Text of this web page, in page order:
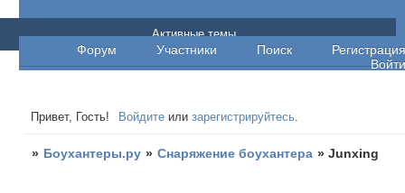
Боухантеры.ру
Форум Участники Поиск
Регистрация
Войти
Активные темы
Привет, Гость! Войдите илизарегистрируйтесь.
» Боухантеры.ру » Снаряжение боухантера »Junxing